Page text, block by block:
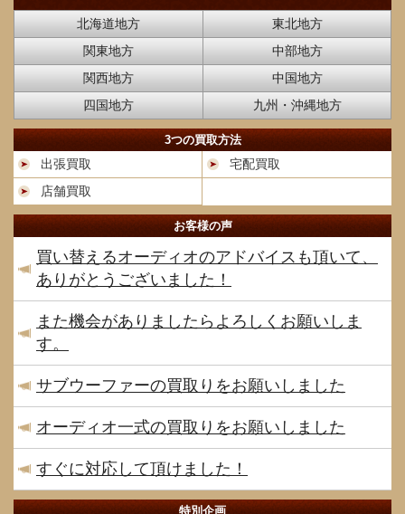
北海道地方
東北地方
関東地方
中部地方
関西地方
中国地方
四国地方
九州・沖縄地方
3つの買取方法
出張買取
宅配買取
店舗買取
お客様の声
買い替えるオーディオのアドバイスも頂いて、
ありがとうございました！
また機会がありましたらよろしくお願いしま
す。
サブウーファーの買取りをお願いしました
オーディオ一式の買取りをお願いしました
すぐに対応して頂けました！
特別企画